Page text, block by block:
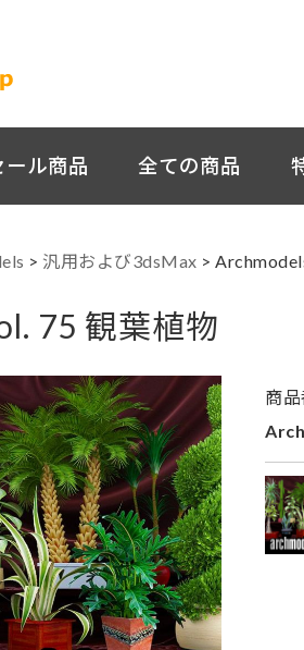
ール商品 全ての商品
> 汎用および3dsMax >
75 観葉植物
商